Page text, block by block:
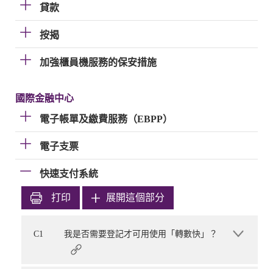
貸款
按揭
加強櫃員機服務的保安措施
國際金融中心
電子帳單及繳費服務（EBPP）
電子支票
快速支付系統
打印 展開這個部分
C1 我是否需要登記才可用使用「轉數快」？